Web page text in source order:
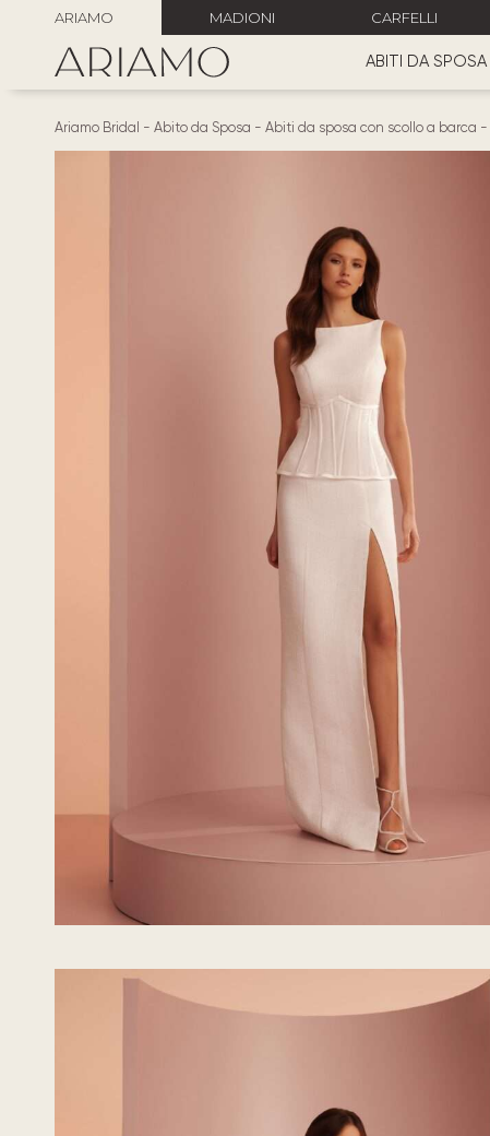
ARIAMO MADIONI CARFELLI
ABITI DA SPOSA
Ariamo Bridal - Abito da Sposa - Abiti da sposa con scollo a barca -